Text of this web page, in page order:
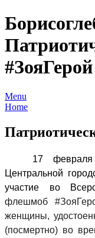
#ЗояГерой
Menu
Home
17 февраля
Центральной
участие во
флешмоб
женщины,
(посмертно) во